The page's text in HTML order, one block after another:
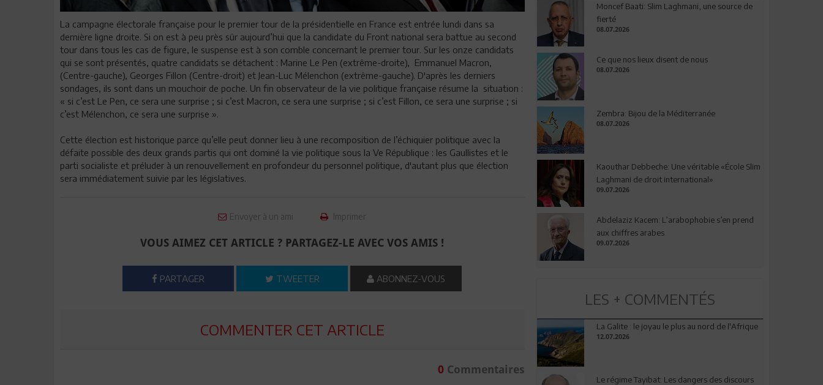
La campagne électorale française pour le premier tour de la présidentielle en France est entrée lundi dans sa
dernière ligne droite. Si on est à peu près sûr aujourd’hui que la candidate du Front national sera battue au second
tour dans tous les cas de figure, le suspense est à son comble concernant le premier tour. Sur les onze candidats
qui se sont présentés, quatre candidats se détachent : Marine Le Pen (extrême-droite), Emmanuel Macron,
(Centre-gauche), Georges Fillon (Centre-droit) et Jean-Luc Mélenchon (extrême-gauche). D'après les derniers
sondages, ils sont dans un mouchoir de poche. Un fin observateur de la vie politique française résume la situation :
« si c’est Le Pen, ce sera une surprise ; si c’est Macron, ce sera une surprise ; si c’est Fillon, ce sera une surprise ; si
c’est Mélenchon, ce sera une surprise ».
Cette élection est historique parce qu’elle peut donner lieu à une recomposition de l’échiquier politique avec la
défaite possible des deux grands partis qui ont dominé la vie politique sous la Ve République : les Gaullistes et le
parti socialiste et préluder à un renouvellement en profondeur du personnel politique, d'autant plus que élection
sera immédiatement suivie par les législatives.
Envoyer à un ami Imprimer
VOUS AIMEZ CET ARTICLE ? PARTAGEZ-LE AVEC VOS AMIS !
PARTAGER TWEETER ABONNEZ-VOUS
COMMENTER CET ARTICLE
0Commentaires
Moncef Baati: Slim Laghmani, une source de
fierté
08.07.2026
Ce que nos lieux disent de nous
08.07.2026
Zembra: Bijou de la Méditerranée
08.07.2026
Kaouthar Debbeche: Une véritable «École Slim
Laghmani de droit international»
09.07.2026
Abdelaziz Kacem: L’arabophobie s’en prend
aux chiffres arabes
09.07.2026
LES + COMMENTÉS
La Galite : le joyau le plus au nord de l'Afrique
12.07.2026
Le régime Tayibat: Les dangers des discours